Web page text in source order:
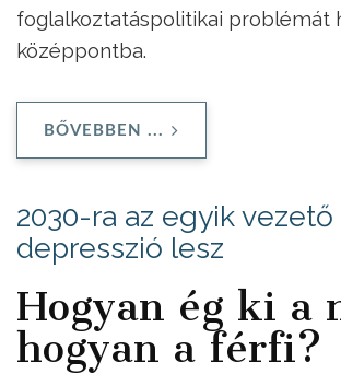
foglalkoztatáspolitikai problémát
középpontba.
BŐVEBBEN ...
2030-ra az egyik
depresszió lesz
Hogyan ég ki a
hogyan a férfi?